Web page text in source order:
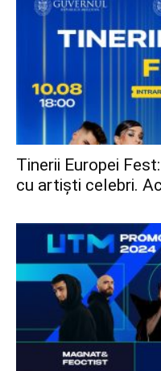
Tinerii Europei
cu artiști celebri.